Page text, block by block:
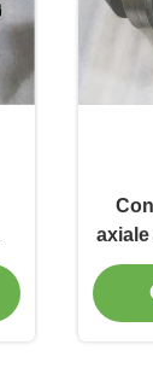
axiale
pour